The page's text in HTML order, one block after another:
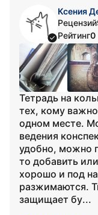
Ксения
Рецензий
Рейтинг0
Тетрадь на
тех, кому
одном месте.
ведения
удобно, можно
то добавить
хорошо и под
разжимаются.
защищает бу...